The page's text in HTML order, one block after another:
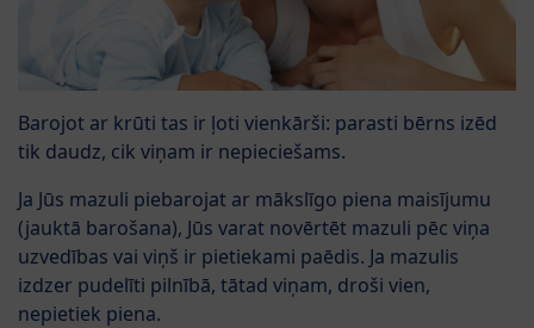
Barojot ar krūti tas ir ļoti vienkārši: parasti bērns izēd
tik daudz, cik viņam ir nepieciešams.
Ja Jūs mazuli piebarojat ar mākslīgo piena maisījumu
(jauktā barošana), Jūs varat novērtēt mazuli pēc viņa
uzvedības vai viņš ir pietiekami paēdis. Ja mazulis
izdzer pudelīti pilnībā, tātad viņam, droši vien,
nepietiek piena.